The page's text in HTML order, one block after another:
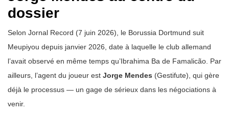
dossier
Selon Jornal Record (7 juin 2026), le Borussia Dortmund suit
Meupiyou depuis janvier 2026, date à laquelle le club allemand
l’avait observé en même temps qu’Ibrahima Ba de Famalicão. Par
ailleurs, l’agent du joueur est Jorge Mendes (Gestifute), qui gère
déjà le processus — un gage de sérieux dans les négociations à
venir.